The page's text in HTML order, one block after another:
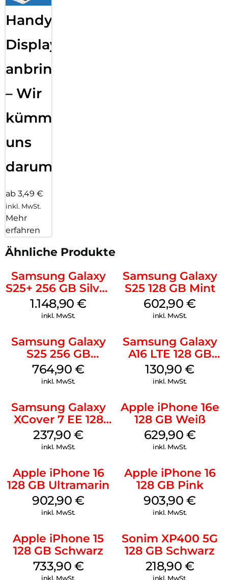
Handy
Displayfolie
anbringen
– Wir
kümmern
uns
darum!
ab 3,49 €
inkl. MwSt.
Mehr
erfahren
Ähnliche Produkte
Samsung Galaxy
S25+ 256 GB Silver
Shadow
1.148,90€
inkl. MwSt.
Samsung Galaxy
S25 128 GB Mint
602,90€
inkl. MwSt.
Samsung Galaxy
S25 256 GB
Icyblue
764,90€
inkl. MwSt.
Samsung Galaxy
A16 LTE 128 GB
Black
130,90€
inkl. MwSt.
Samsung Galaxy
XCover 7 EE 128
GB Black
237,90€
inkl. MwSt.
Apple iPhone 16e
128 GB Weiß
629,90 €
inkl. MwSt.
Apple iPhone 16
128 GB Ultramarin
902,90€
inkl. MwSt.
Apple iPhone 16
128 GB Pink
903,90€
inkl. MwSt.
Apple iPhone 15
128 GB Schwarz
733,90 €
inkl. MwSt.
Sonim XP400 5G
128 GB Schwarz
218,90 €
inkl. MwSt.